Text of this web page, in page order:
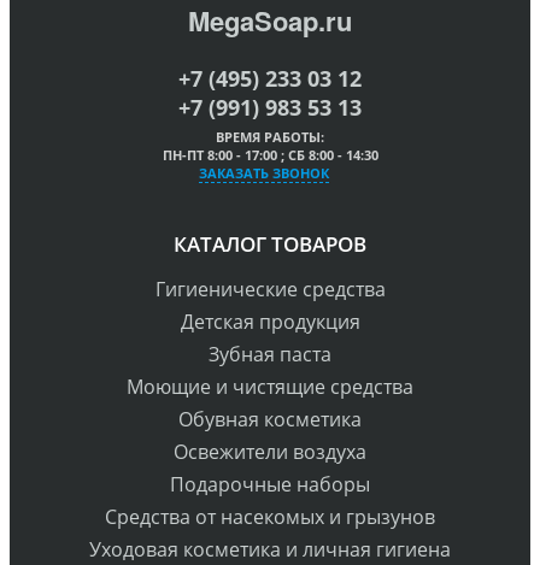
MegaSoap.ru
+7 (495) 233 03 12
+7 (991) 983 53 13
ВРЕМЯ РАБОТЫ:
ПН-ПТ 8:00 - 17:00 ; СБ 8:00 - 14:30
ЗАКАЗАТЬ ЗВОНОК
КАТАЛОГ ТОВАРОВ
Гигиенические средства
Детская продукция
Зубная паста
Моющие и чистящие средства
Обувная косметика
Освежители воздуха
Подарочные наборы
Средства от насекомых и грызунов
Уходовая косметика и личная гигиена